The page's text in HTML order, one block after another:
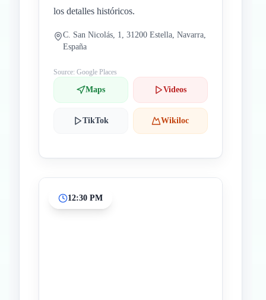
los detalles históricos.
C. San Nicolás, 1, 31200 Estella, Navarra,
España
Source: Google Places
Maps Videos
TikTok Wikiloc
12:30 PM